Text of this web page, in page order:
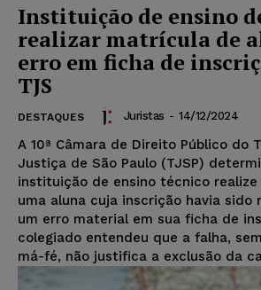
Instituição de ensino
realizar matrícula de
erro em ficha de
TJS
DESTAQUES Juristas - 14/12/2024
A 10ª Câmara de Direito Público do
Justiça de São Paulo (TJSP)
instituição de ensino técnico
uma aluna cuja inscrição havia sido
um erro material em sua ficha de
colegiado entendeu que a falha,
má-fé, não justifica a exclusão da